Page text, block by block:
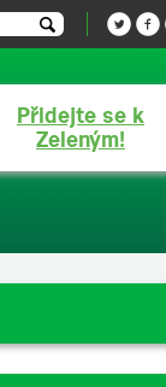
Přidejte se k
Zeleným!